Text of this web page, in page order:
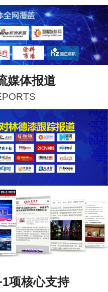
媒体报道
项核心支持